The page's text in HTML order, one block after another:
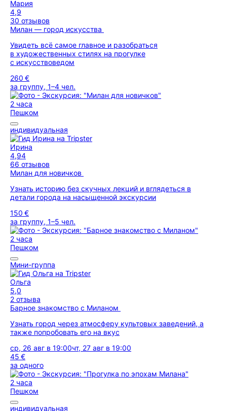
Мария
4,9
30 отзывов
Милан — город искусства
Увидеть всё самое главное и разобраться
в художественных стилях на прогулке
с искусствоведом
260 €
за группу, 1–4 чел.
2 часа
Пешком
индивидуальная
Ирина
4,94
66 отзывов
Милан для новичков
Узнать историю без скучных лекций и вглядеться в
детали города на насыщенной экскурсии
150 €
за группу, 1–5 чел.
2 часа
Пешком
Мини-группа
Ольга
5,0
2 отзыва
Барное знакомство с Миланом
Узнать город через атмосферу культовых заведений, а
также попробовать его на вкус
ср, 26 авг в 19:00чт, 27 авг в 19:00
45 €
за одного
2 часа
Пешком
индивидуальная